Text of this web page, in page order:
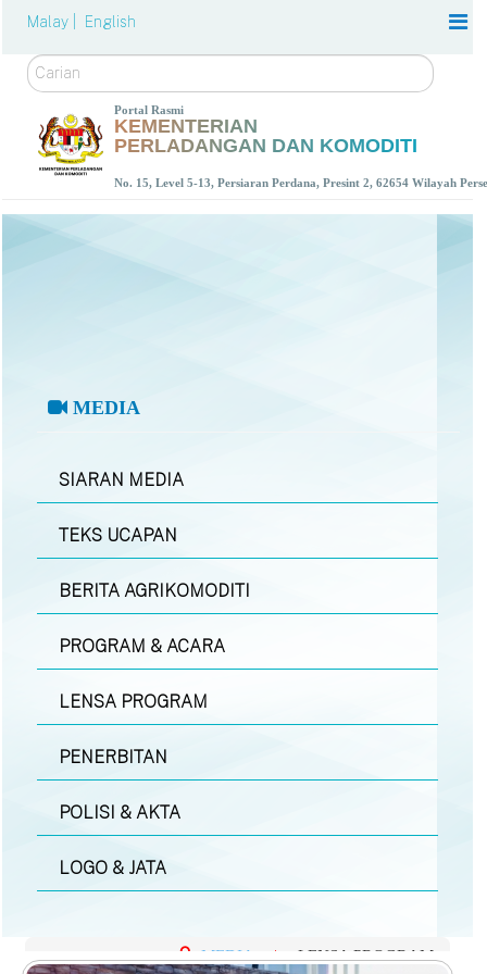
Malay | English
Carian
Portal Rasmi
KEMENTERIAN
PERLADANGAN DAN KOMODITI
No. 15, Level 5-13, Persiaran Perdana, Presint 2, 62654 Wilayah
MEDIA
SIARAN MEDIA
TEKS UCAPAN
BERITA AGRIKOMODITI
PROGRAM & ACARA
LENSA PROGRAM
PENERBITAN
POLISI & AKTA
LOGO & JATA
MEDIA | LENSA PROGRAM